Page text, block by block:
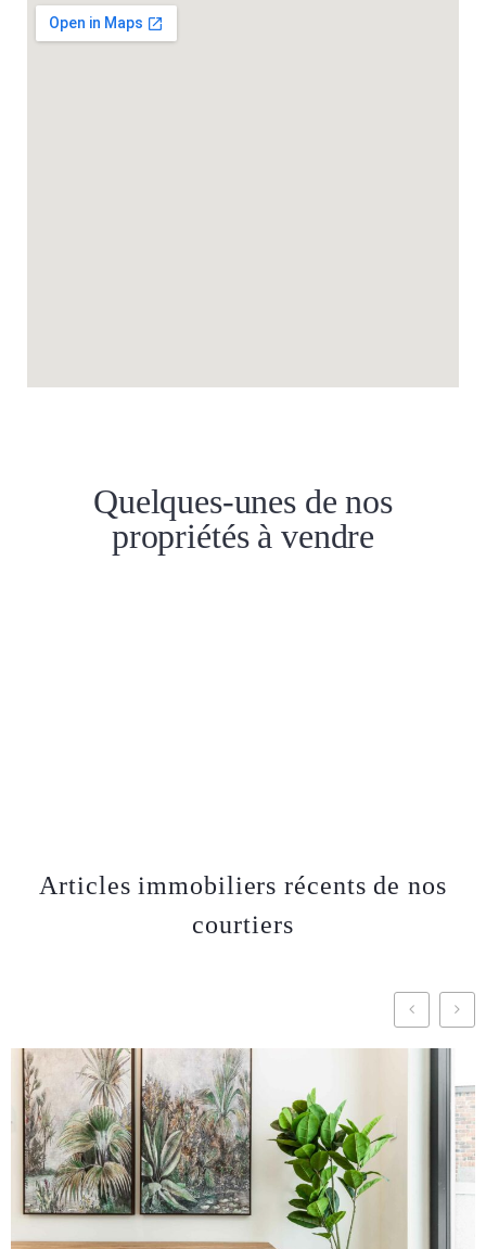
Quelques-unes de nos
propriétés à vendre
Articles immobiliers récents de nos
courtiers